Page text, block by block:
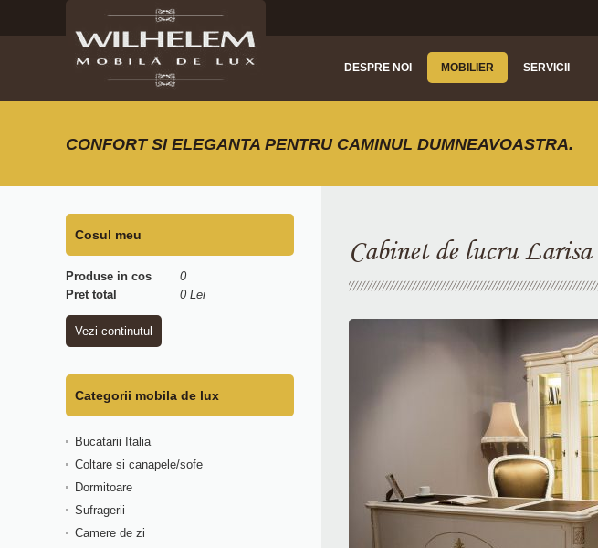
DESPRE NOI MOBILIER SERVICII
CONFORT SI ELEGANTA PENTRU CAMINUL DUMNEAVOASTRA.
Cosul meu
Produse in cos
0
Pret total
0 Lei
Vezi continutul
Categorii mobila de lux
Bucatarii Italia
Coltare si canapele/sofe
Dormitoare
Sufragerii
Camere de zi
Cabinet de lucru Larisa